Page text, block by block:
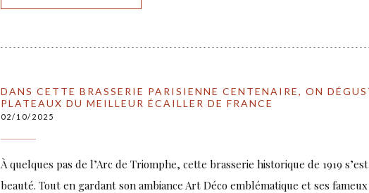
DANS CETTE BRASSERIE PARISIENNE CENTENAIRE, ON
PLATEAUX DU MEILLEUR ÉCAILLER DE FRANCE
02/10/2025
À quelques pas de l’Arc de Triomphe, cette brasserie historique de 1919
beauté. Tout en gardant son ambiance Art Déco emblématique et ses